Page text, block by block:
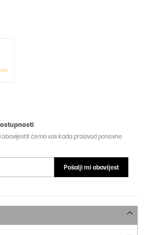
obavijestit ćemo vas kada proizvod ponovno
Pošalji mi obavijest